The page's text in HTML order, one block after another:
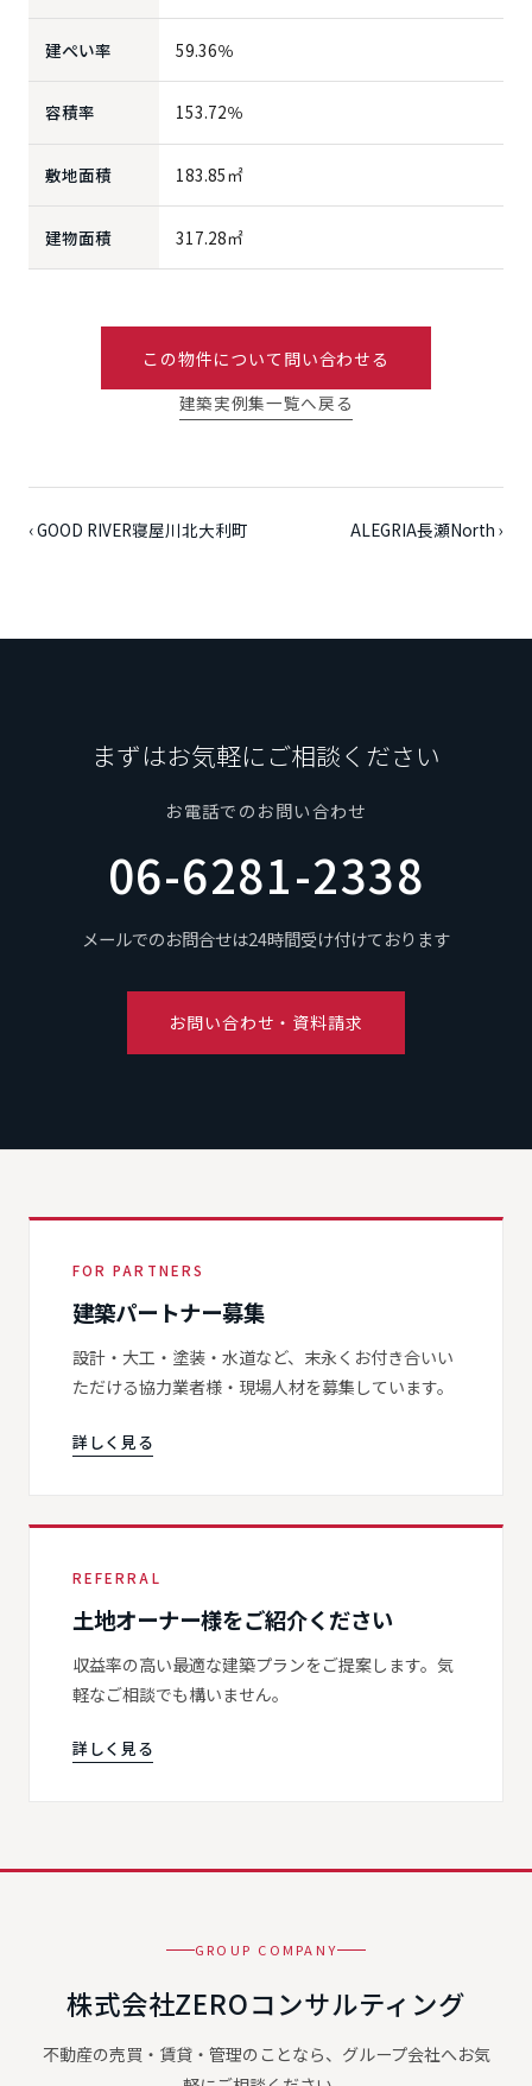
建ぺい率 59.36％
容積率 153.72％
敷地面積 183.85㎡
建物面積 317.28㎡
この物件について問い合わせる
建築実例集一覧へ戻る
‹ GOOD RIVER寝屋川北大利町 ALEGRIA長瀬North ›
まずはお気軽にご相談ください
お電話でのお問い合わせ
06-6281-2338
メールでのお問合せは24時間受け付けております
お問い合わせ・資料請求
FOR PARTNERS
建築パートナー募集
設計・大工・塗装・水道など、末永くお付き合いい
ただける協力業者様・現場人材を募集しています。
詳しく見る
REFERRAL
土地オーナー様をご紹介ください
収益率の高い最適な建築プランをご提案します。気
軽なご相談でも構いません。
詳しく見る
GROUP COMPANY
株式会社ZEROコンサルティング
不動産の売買・賃貸・管理のことなら、グループ会社へお気